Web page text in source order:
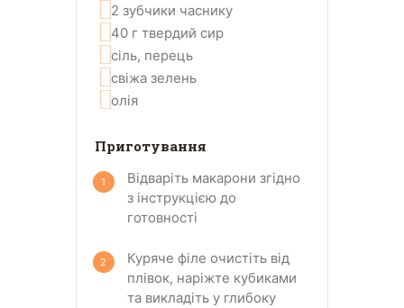
2 зубчики часнику
40 г твердий сир
сіль, перець
свіжа зелень
олія
Приготування
Відваріть макарони згідно
з інструкцією до
готовності
Куряче філе очистіть від
плівок, наріжте кубиками
та викладіть у глибоку